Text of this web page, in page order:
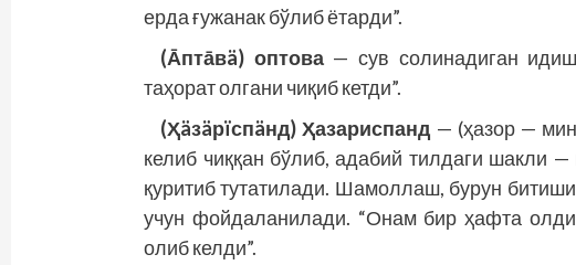
ерда ғужанак бўлиб ётарди”.
(Āптāвä) оптова— сув солинадиган
таҳорат олгани чиқиб кетди”.
(Ҳäзäрïспäнд) Ҳазариспанд — (ҳазор —
келиб чиққан бўлиб, адабий тилдаги шакли
қуритиб тутатилади. Шамоллаш, бурун
учун фойдаланилади. “Онам бир ҳафта
олиб келди”.